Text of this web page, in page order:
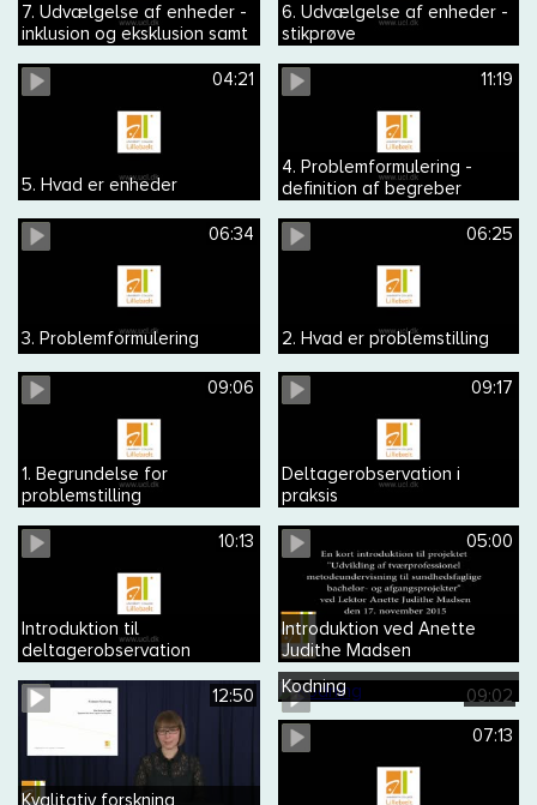
7. Udvælgelse af enheder -
inklusion og eksklusion samt
generaliserbar
6. Udvælgelse af enheder -
stikprøve
04:21
5. Hvad er enheder
11:19
4. Problemformulering -
definition af begreber
06:34
3. Problemformulering
06:25
2. Hvad er problemstilling
09:06
1. Begrundelse for
problemstilling
09:17
Deltagerobservation i
praksis
10:13
Introduktion til
deltagerobservation
05:00
Introduktion ved Anette
Judithe Madsen
12:50
Kvalitativ forskning
09:02
Kodning
07:13